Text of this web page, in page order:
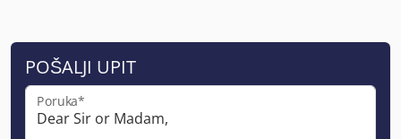
POŠALJI UPIT
Poruka*